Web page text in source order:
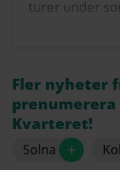
turer under
Linje 505,
station via
ned
Linje 152,
ändhållplats:
Källa: SL
Fler nyheter
Kvarteret!
Solna +